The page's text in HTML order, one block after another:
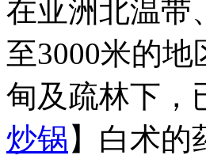
在亚洲北温带
至3000米的
甸及疏林下，
炒锅 】白术的